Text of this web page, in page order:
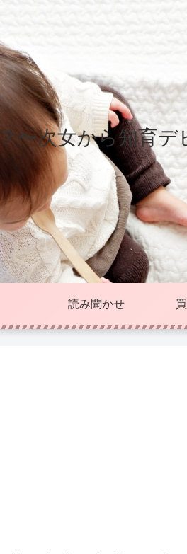
〜次女から知育
読み聞かせ